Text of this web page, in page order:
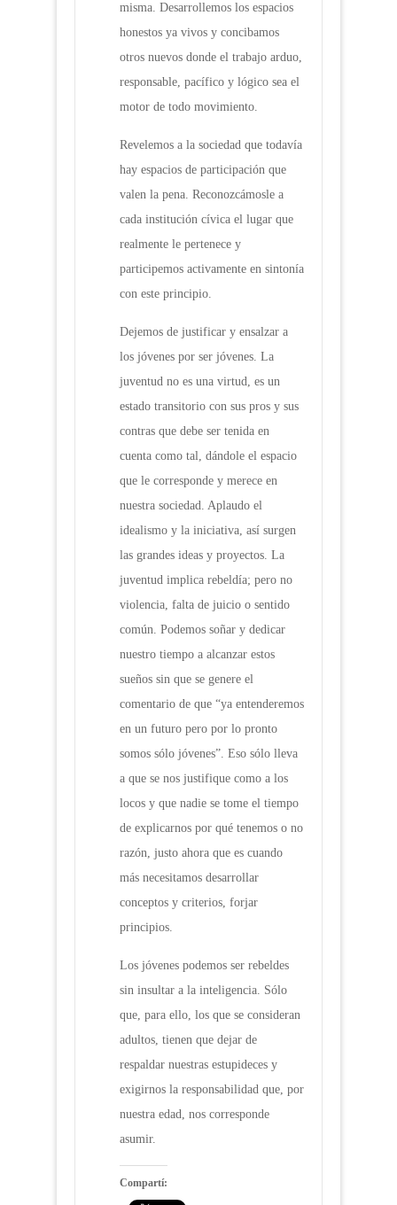
misma. Desarrollemos los espacios
honestos ya vivos y concibamos
otros nuevos donde el trabajo arduo,
responsable, pacífico y lógico sea el
motor de todo movimiento.
Revelemos a la sociedad que todavía
hay espacios de participación que
valen la pena. Reconozcámosle a
cada institución cívica el lugar que
realmente le pertenece y
participemos activamente en sintonía
con este principio.
Dejemos de justificar y ensalzar a
los jóvenes por ser jóvenes. La
juventud no es una virtud, es un
estado transitorio con sus pros y sus
contras que debe ser tenida en
cuenta como tal, dándole el espacio
que le corresponde y merece en
nuestra sociedad. Aplaudo el
idealismo y la iniciativa, así surgen
las grandes ideas y proyectos. La
juventud implica rebeldía; pero no
violencia, falta de juicio o sentido
común. Podemos soñar y dedicar
nuestro tiempo a alcanzar estos
sueños sin que se genere el
comentario de que “ya entenderemos
en un futuro pero por lo pronto
somos sólo jóvenes”. Eso sólo lleva
a que se nos justifique como a los
locos y que nadie se tome el tiempo
de explicarnos por qué tenemos o no
razón, justo ahora que es cuando
más necesitamos desarrollar
conceptos y criterios, forjar
principios.
Los jóvenes podemos ser rebeldes
sin insultar a la inteligencia. Sólo
que, para ello, los que se consideran
adultos, tienen que dejar de
respaldar nuestras estupideces y
exigirnos la responsabilidad que, por
nuestra edad, nos corresponde
asumir.
Compartí: